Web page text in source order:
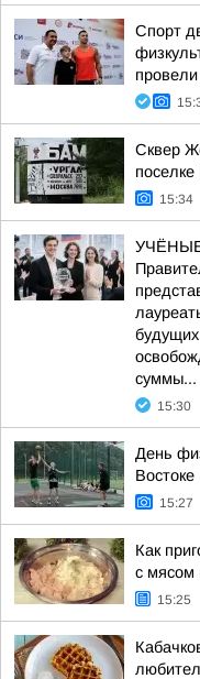
Спорт
Сквер
15:34
суммы...
15:30
День
Востоке
15:27
Как
с мясом
15:25